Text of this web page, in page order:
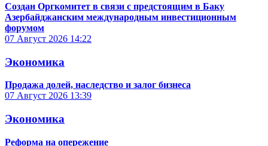
Создан Оргкомитет в связи с предстоящим в Баку
Азербайджанским международным инвестиционным
форумом
07 Август 2026 14:22
Экономика
Продажа долей, наследство и залог бизнеса
07 Август 2026 13:39
Экономика
Реформа на опережение